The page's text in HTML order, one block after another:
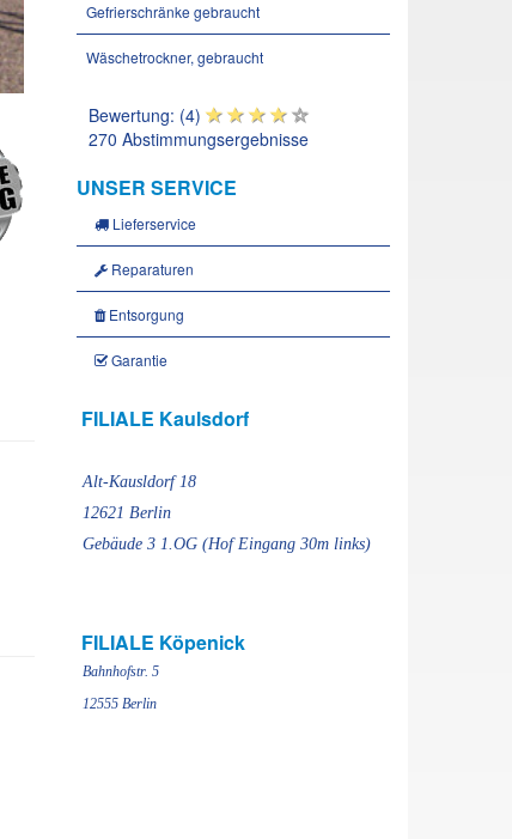
Gefrierschränke gebraucht
Wäschetrockner, gebraucht
Bewertung: (4)
270 Abstimmungsergebnisse
UNSER SERVICE
Lieferservice
Reparaturen
Entsorgung
Garantie
FILIALE Kaulsdorf
Alt-Kausldorf 18
12621 Berlin
Gebäude 3 1.OG (Hof Eingang 30m links)
FILIALE Köpenick
Bahnhofstr. 5
12555 Berlin